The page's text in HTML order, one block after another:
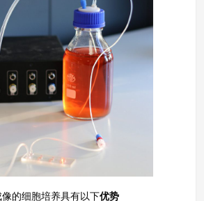
的细胞培养具有以下优势